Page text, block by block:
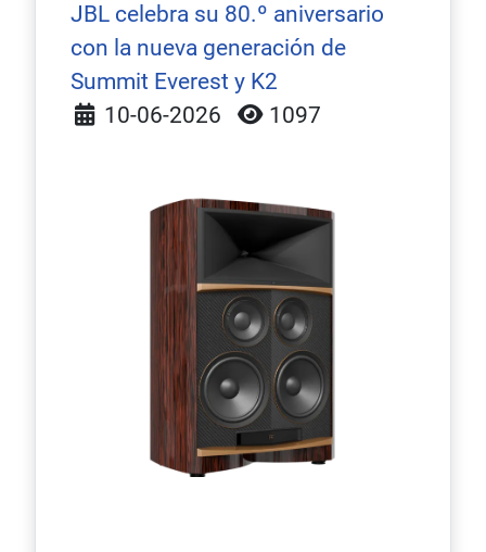
JBL celebra su 80.º aniversario
con la nueva generación de
Summit Everest y K2
Detalles
10-06-2026 1097